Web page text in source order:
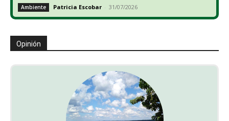
Ambiente Patricia Escobar - 31/07/2026
Opinión